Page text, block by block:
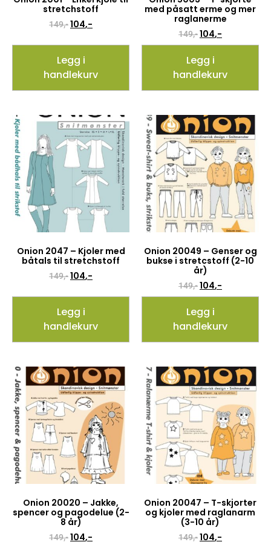
stretchstoff
149,-104,-
Legg i
handlekurv
med påsatt erme og mer
raglanerme
149,-104,-
Legg i
handlekurv
Onion 2047 – Kjoler med
båtals til stretchstoff
149,-104,-
Legg i
handlekurv
Onion 20049 – Genser og
bukse i stretcstoff (2-10
år)
149,-104,-
Legg i
handlekurv
Onion 20020 – Jakke,
spencer og pagodelue (2-
8 år)
149,-104,-
Onion 20047 – T-skjorter
og kjoler med raglanarm
(3-10 år)
149,-104,-